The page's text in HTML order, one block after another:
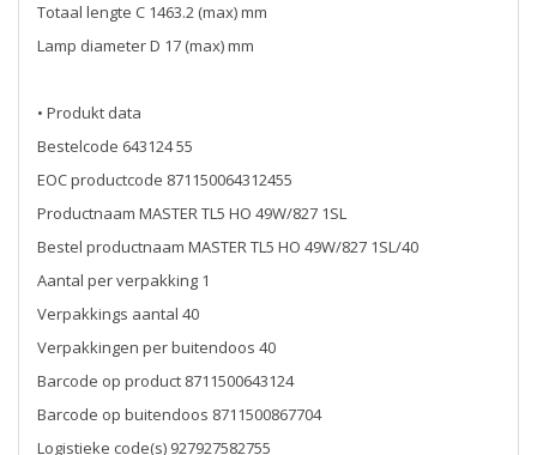
Totaal lengte C 1463.2 (max) mm
Lamp diameter D 17 (max) mm
• Produkt data
Bestelcode 643124 55
EOC productcode 871150064312455
Productnaam MASTER TL5 HO 49W/827 1SL
Bestel productnaam MASTER TL5 HO 49W/827 1SL/40
Aantal per verpakking 1
Verpakkings aantal 40
Verpakkingen per buitendoos 40
Barcode op product 8711500643124
Barcode op buitendoos 8711500867704
Logistieke code(s) 927927582755